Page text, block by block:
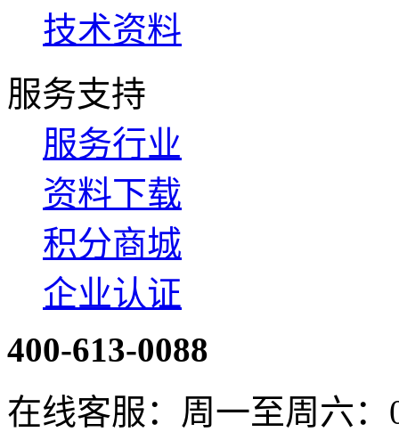
技术资料
服务支持
服务行业
资料下载
积分商城
企业认证
400-613-0088
在线客服：周一至周六：